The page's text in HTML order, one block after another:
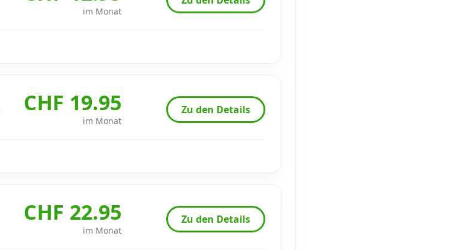
im Monat
CHF 19.95
im Monat
Zu den Details
CHF 22.95
im Monat
Zu den Details